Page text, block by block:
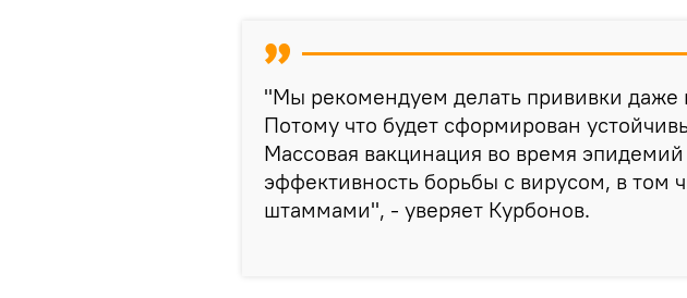
"Мы рекомендуем делать прививки
Потому что будет сформирован
Массовая вакцинация во время
эффективность борьбы с вирусом, в том
штаммами", - уверяет Курбонов.